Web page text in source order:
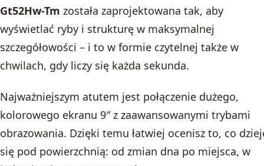
Gt52Hw-Tm została zaprojektowana tak, aby
wyświetlać ryby i strukturę w maksymalnej
szczegółowości – i to w formie czytelnej także w
chwilach, gdy liczy się każda sekunda.
Najważniejszym atutem jest połączenie dużego,
kolorowego ekranu 9″ z zaawansowanymi trybami
obrazowania. Dzięki temu łatwiej ocenisz to, co
się pod powierzchnią: od zmian dna po miejsca, w